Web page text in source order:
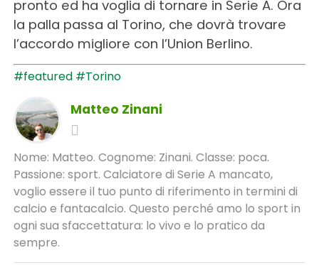
pronto ed ha voglia di tornare in Serie A. Ora
la palla passa al Torino, che dovrà trovare
l’accordo migliore con l’Union Berlino.
#featured #Torino
Matteo Zinani
Nome: Matteo. Cognome: Zinani. Classe: poca.
Passione: sport. Calciatore di Serie A mancato,
voglio essere il tuo punto di riferimento in termini di
calcio e fantacalcio. Questo perché amo lo sport in
ogni sua sfaccettatura: lo vivo e lo pratico da
sempre.